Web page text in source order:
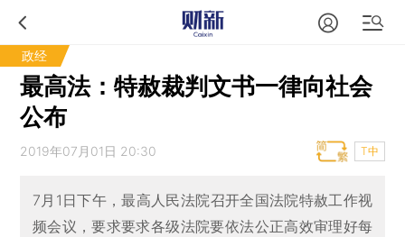
政经
最高法：特赦裁判文书一律向社会
公布
2019年07月01日 20:30 T中
7月1日下午，最高人民法院召开全国法院特赦工作视
频会议，要求要求各级法院要依法公正高效审理好每